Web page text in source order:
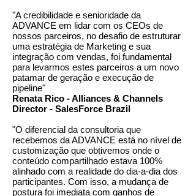
"A credibilidade e senioridade da
ADVANCE em lidar com os CEOs de
nossos parceiros, no desafio de estruturar
uma estratégia de Marketing e sua
integração com vendas, foi fundamental
para levarmos estes parceiros a um novo
patamar de geração e execução de
pipeline"
Renata Rico - Alliances & Channels
Director - SalesForce Brazil
"O diferencial da consultoria que
recebemos da ADVANCE está no nível de
customização que obtivemos onde o
conteúdo compartilhado estava 100%
alinhado com a realidade do dia-a-dia dos
participantes. Com isso, a mudança de
postura foi imediata com ganhos de